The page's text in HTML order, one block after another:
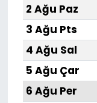
2 Ağu Paz
3 Ağu Pts
4 Ağu Sal
5 Ağu Çar
6 Ağu Per